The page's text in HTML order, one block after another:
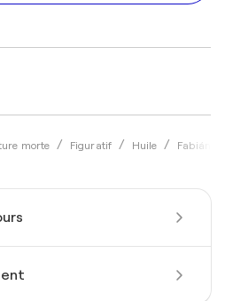
morte Figuratif Huile Fabián